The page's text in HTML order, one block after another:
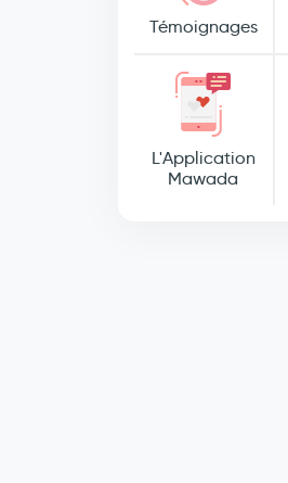
Témoignages
L'Application
Mawada